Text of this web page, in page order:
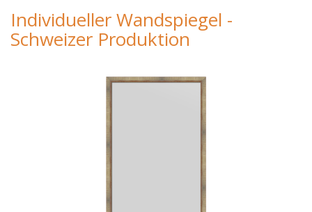
Individueller Wandspiegel -
Schweizer Produktion